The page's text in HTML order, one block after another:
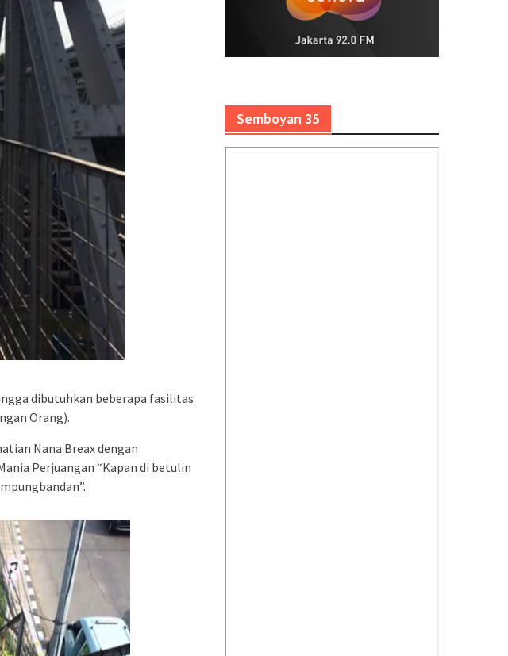
dibutuhkan beberapa fasilitas
Orang).
Nana Breax dengan
Perjuangan “Kapan di betulin
Semboyan 35